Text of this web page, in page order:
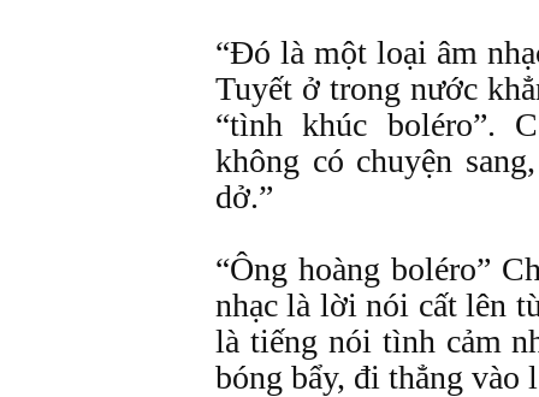
“Đó là một loại âm
Tuyết ở trong nước
“tình khúc boléro”.
không có chuyện
dở.”
“Ông hoàng boléro”
nhạc là lời nói cất lên
là tiếng nói tình cảm
bóng bẩy, đi thẳng vào